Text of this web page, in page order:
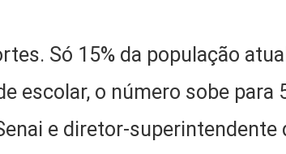
Só 15% da população
escolar, o número sobe para
e diretor-superintendente